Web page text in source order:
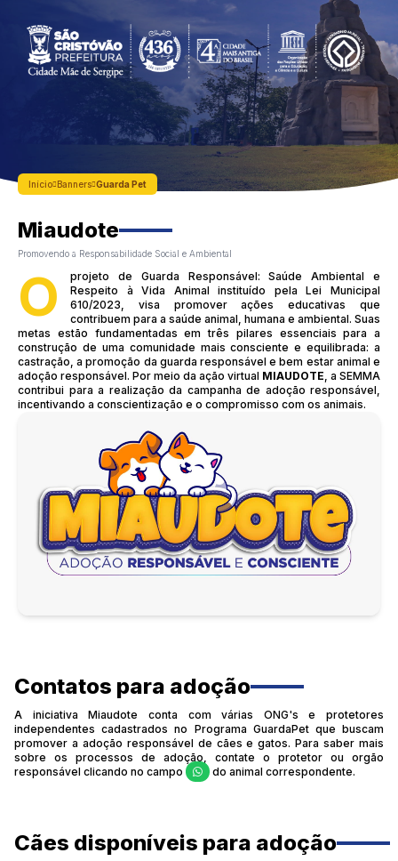
Início Banners Guarda Pet
Miaudote
Promovendo a Responsabilidade Social e Ambiental
O
projeto de Guarda Responsável: Saúde Ambiental e
Respeito à Vida Animal instituído pela Lei Municipal
610/2023, visa promover ações educativas que
contribuem para a saúde animal, humana e ambiental. Suas
metas estão fundamentadas em três pilares essenciais para a
construção de uma comunidade mais consciente e equilibrada: a
castração, a promoção da guarda responsável e bem estar animal e
adoção responsável. Por meio da ação virtual MIAUDOTE, a SEMMA
contribui para a realização da campanha de adoção responsável,
incentivando a conscientização e o compromisso com os animais.
Contatos para adoção
A iniciativa Miaudote conta com várias ONG's e protetores
independentes cadastrados no Programa GuardaPet que buscam
promover a adoção responsável de cães e gatos. Para saber mais
sobre os processos de adoção, contate o protetor ou orgão
responsável clicando no campo
do animal correspondente.
Cães disponíveis para adoção